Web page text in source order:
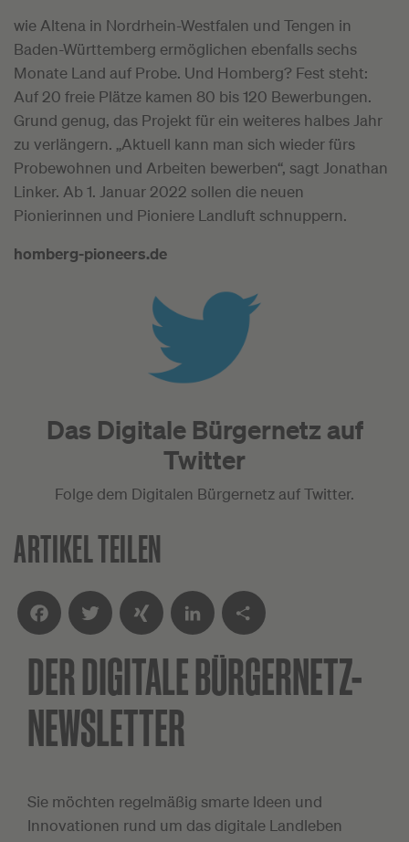
wie Altena in Nordrhein-Westfalen und Tengen in
Baden-Württemberg ermöglichen ebenfalls sechs
Monate Land auf Probe. Und Homberg? Fest steht:
Auf 20 freie Plätze kamen 80 bis 120 Bewerbungen.
Grund genug, das Projekt für ein weiteres halbes Jahr
zu verlängern. „Aktuell kann man sich wieder fürs
Probewohnen und Arbeiten bewerben“, sagt Jonathan
Linker. Ab 1. Januar 2022 sollen die neuen
Pionierinnen und Pioniere Landluft schnuppern.
homberg-pioneers.de
Das Digitale Bürgernetz auf
Twitter
Folge dem Digitalen Bürgernetz auf Twitter.
ARTIKEL TEILEN
FacebookTwitter XING LinkedInTeilen
DER DIGITALEBÜRGERNETZ-
NEWSLETTER
Sie möchten regelmäßig smarte Ideen und
Innovationen rund um das digitale Landleben